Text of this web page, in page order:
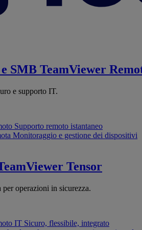
SMB TeamViewer
e supporto IT.
Supporto remoto istantaneo
Monitoraggio e gestione dei dispositivi
Tensor
operazioni in sicurezza.
IT Sicuro, flessibile, integrato